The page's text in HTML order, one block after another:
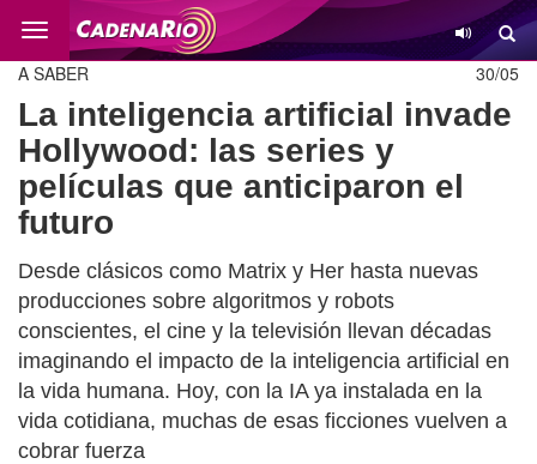
Cambio
30/05
A SABER
La inteligencia artificial invade
Hollywood: las series y
películas que anticiparon el
futuro
Desde clásicos como Matrix y Her hasta nuevas
producciones sobre algoritmos y robots
conscientes, el cine y la televisión llevan décadas
imaginando el impacto de la inteligencia artificial en
la vida humana. Hoy, con la IA ya instalada en la
vida cotidiana, muchas de esas ficciones vuelven a
cobrar fuerza